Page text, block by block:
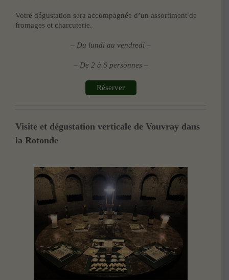
Votre dégustation sera accompagnée d’un assortiment de
fromages et charcuterie.
– Du lundi au vendredi –
– De 2 à 6 personnes –
Réserver
Visite et dégustation verticale de Vouvray dans
la Rotonde